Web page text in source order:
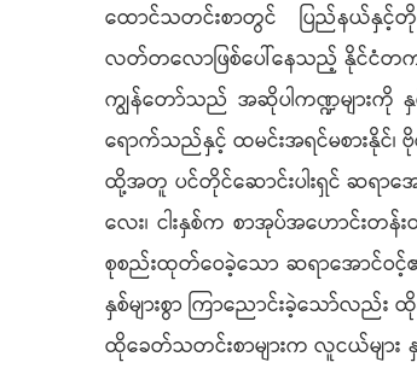
ထောင်သတင်းစာတွင် ပြည်နယ်နှင့်တို
လတ်တလောဖြစ်ပေါ်နေသည့် နိုင်ငံတကာ
ကျွန်တော်သည် အဆိုပါကဏ္ဍများကို
ရောက်သည်နှင့် ထမင်းအရင်မစားနိုင်
ထို့အတူ ပင်တိုင်ဆောင်းပါးရှင် ဆရာ
လေး၊ ငါးနှစ်က စာအုပ်အဟောင်းတ
စုစည်းထုတ်ဝေခဲ့သော ဆရာအောင်ဝ
နှစ်များစွာ ကြာညောင်းခဲ့သော်
ထိုခေတ်သတင်းစာများက လူငယ်များ